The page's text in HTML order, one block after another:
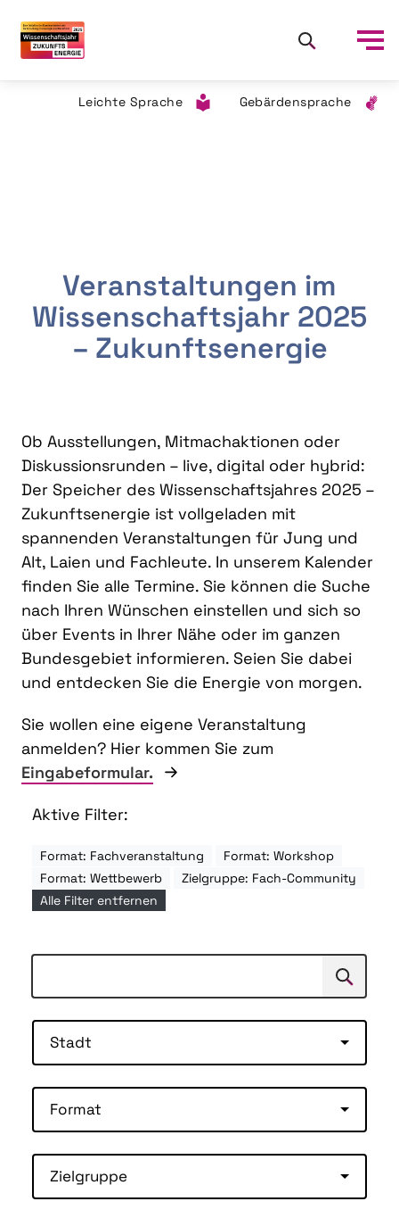
Leichte Sprache Gebärdensprache
Veranstaltungen im
Wissenschaftsjahr 2025
– Zukunftsenergie
Ob Ausstellungen, Mitmachaktionen oder
Diskussionsrunden – live, digital oder hybrid:
Der Speicher des Wissenschaftsjahres 2025 –
Zukunftsenergie ist vollgeladen mit
spannenden Veranstaltungen für Jung und
Alt, Laien und Fachleute. In unserem Kalender
finden Sie alle Termine. Sie können die Suche
nach Ihren Wünschen einstellen und sich so
über Events in Ihrer Nähe oder im ganzen
Bundesgebiet informieren. Seien Sie dabei
und entdecken Sie die Energie von morgen.
Sie wollen eine eigene Veranstaltung
anmelden? Hier kommen Sie zum
Eingabeformular.
Aktive Filter:
Format: Fachveranstaltung
Format: Workshop
Format: Wettbewerb
Zielgruppe: Fach-Community
Alle Filter entfernen
Suchen
Stadt
Format
Zielgruppe